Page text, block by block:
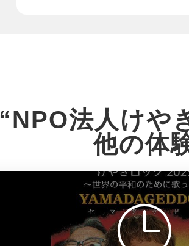
“NPO法人けや
他の体
滋賀県